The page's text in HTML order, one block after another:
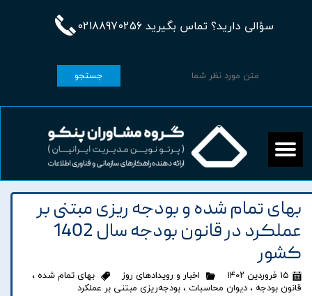
سؤالی دارید؟ تماس بگیرید 02188970256
جستجو
بهای تمام شده و بودجه ریزی مبتنی بر
عملکرد در قانون بودجه سال 1402
کشور
۱۵ فروردین ۱۴۰۲ اخبار و رویدادهای روز بهای تمام شده ،
قانون بودجه ، دیوان محاسبات ، بودجه‌ریزی مبتنی بر عملکرد